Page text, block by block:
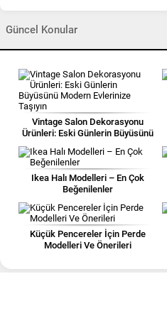
Güncel Konular
Vintage Salon Dekorasyonu
Ürünleri: Eski Günlerin Büyüsünü
Ikea Halı Modelleri – En Çok
Beğenilenler
Küçük Pencereler İçin Perde
Modelleri Ve Önerileri